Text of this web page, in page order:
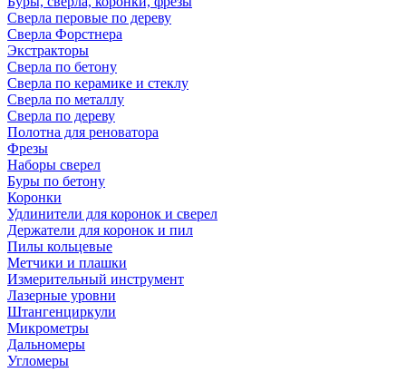
Сверла перовые по дереву
Сверла Форстнера
Экстракторы
Сверла по бетону
Сверла по керамике и стеклу
Сверла по металлу
Сверла по дереву
Полотна для реноватора
Фрезы
Наборы сверел
Буры по бетону
Коронки
Удлинители для коронок и сверел
Держатели для коронок и пил
Пилы кольцевые
Метчики и плашки
Измерительный инструмент
Лазерные уровни
Штангенциркули
Микрометры
Дальномеры
Угломеры